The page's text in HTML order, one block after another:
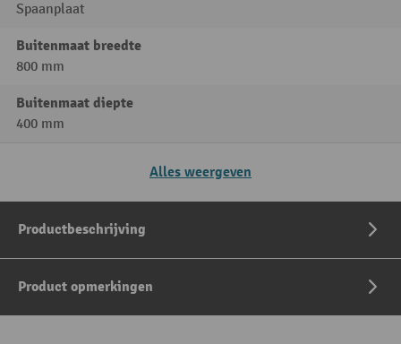
Spaanplaat
Buitenmaat breedte
800 mm
Buitenmaat diepte
400 mm
Alles weergeven
Productbeschrijving
Product opmerkingen